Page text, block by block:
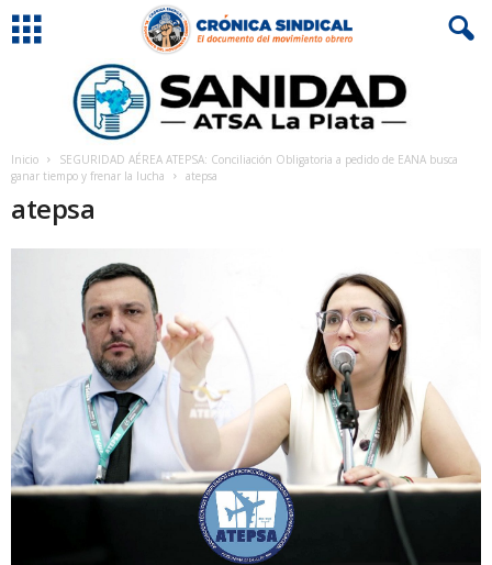
Inicio
SEGURIDAD AÉREA ATEPSA: Conciliación Obligatoria a pedido de EANA busca
ganar tiempo y frenar la lucha
atepsa
atepsa